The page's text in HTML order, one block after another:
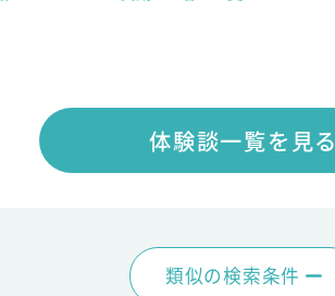
体験談一覧を見る
類似の検索条件